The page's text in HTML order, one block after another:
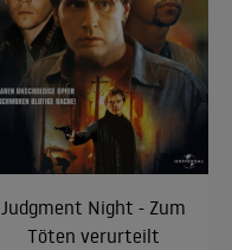
Judgment Night - Zum
Töten verurteilt